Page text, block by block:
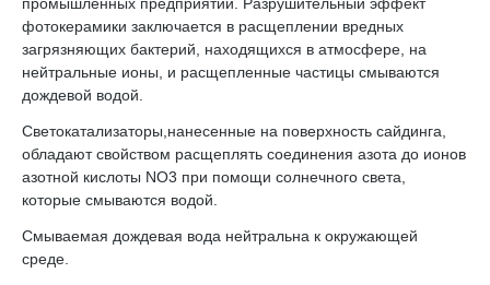
фотокерамики заключается в расщеплении вредных
загрязняющих бактерий, находящихся в атмосфере, на
нейтральные ионы, и расщепленные частицы смываются
дождевой водой.
Светокатализаторы,нанесенные на поверхность сайдинга,
обладают свойством расщеплять соединения азота до ионов
азотной кислоты NO3 при помощи солнечного света,
которые смываются водой.
Смываемая дождевая вода нейтральна к окружающей
среде.